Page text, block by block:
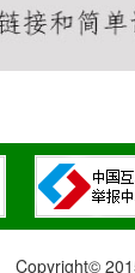
Copyright©